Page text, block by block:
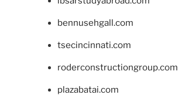
bennusehgall.com
tsecincinnati.com
roderconstructiongroup.com
plazabatai.com